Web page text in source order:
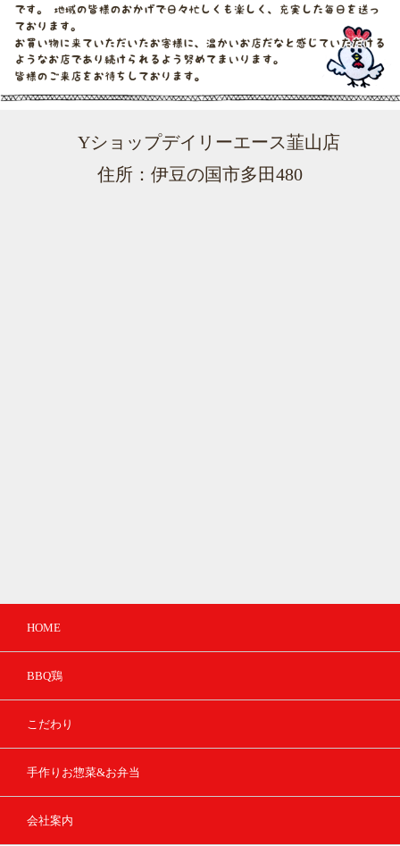
Yショップデイリーエース韮山店
住所：伊豆の国市多田480
HOME
BBQ鶏
こだわり
手作りお惣菜&お弁当
会社案内